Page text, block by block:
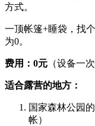
方式。
一顶帐篷+睡袋，找
为0。
费用：0元 （设备一
适合露营的地方：
国家森林公园
帐）